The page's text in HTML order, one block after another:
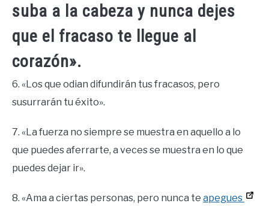
suba a la cabeza y nunca dejes
que el fracaso te llegue al
corazón».
6. «Los que odian difundirán tus fracasos, pero
susurrarán tu éxito».
7. «La fuerza no siempre se muestra en aquello a lo
que puedes aferrarte, a veces se muestra en lo que
puedes dejar ir».
8. «Ama a ciertas personas, pero nunca te apegues